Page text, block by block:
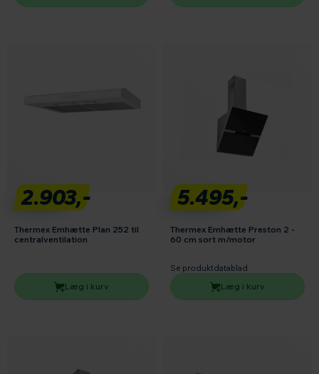
2.903,-
Thermex Emhætte Plan 252 til
centralventilation
Læg i kurv
5.495,-
Thermex Emhætte Preston 2 -
60 cm sort m/motor
Se produktdatablad
Læg i kurv